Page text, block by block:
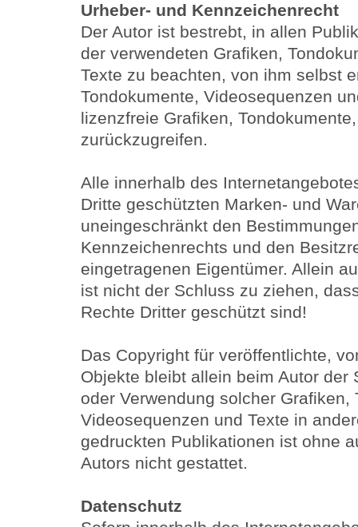
Urheber- und Kennzeichenrecht
Der Autor ist bestrebt, in allen
der verwendeten Grafiken,
Texte zu beachten, von ihm selbst
Tondokumente, Videosequenzen
lizenzfreie Grafiken,
zurückzugreifen.
Alle innerhalb des
Dritte geschützten Marken- und
uneingeschränkt den
Kennzeichenrechts und den
eingetragenen Eigentümer. Allein
ist nicht der Schluss zu ziehen,
Rechte Dritter geschützt sind!
Das Copyright für veröffentlichte,
Objekte bleibt allein beim Autor der
oder Verwendung solcher Grafiken,
Videosequenzen und Texte in
gedruckten Publikationen ist ohne
Autors nicht gestattet.
Datenschutz